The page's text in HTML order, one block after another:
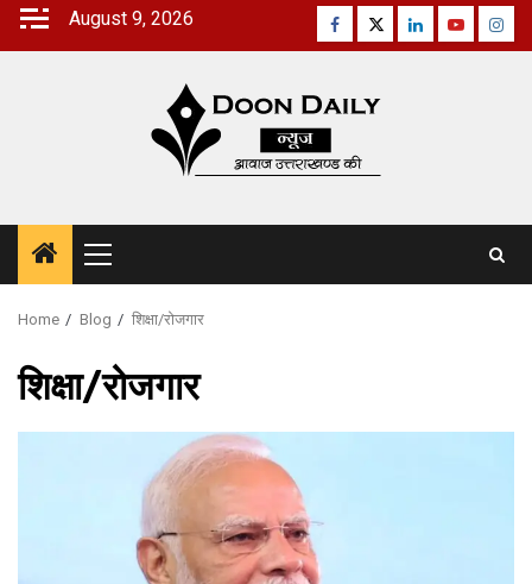
Skip
August 9, 2026 Facebook
TwitterLinkedinYoutube
Primary
Menu
Home Blog शिक्षा/रोजगार
शिक्षा/रोजगार